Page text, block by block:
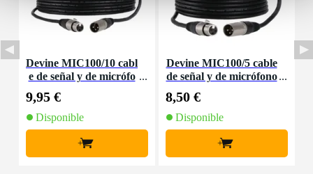
Devine MIC100/10 cabl
e de señal y de micrófo
9,95 €
Disponible
+
Devine MIC100/5 cable
de señal y de micrófono
8,50 €
Disponible
+